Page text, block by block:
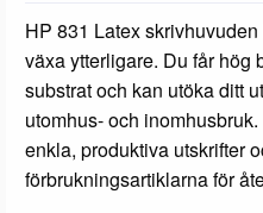
HP 831 Latex
växa ytterligare. Du får hög
substrat och kan utöka ditt
utomhus- och
enkla, produktiva utskrifter
förbrukningsartiklarna för